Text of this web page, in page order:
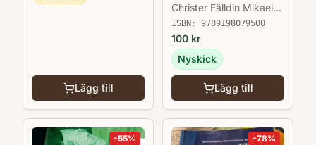
Lägg till
Christer Fälldin Mikael
Arndt
ISBN: 9789198079500
100 kr
Nyskick
Lägg till
-55% -78%